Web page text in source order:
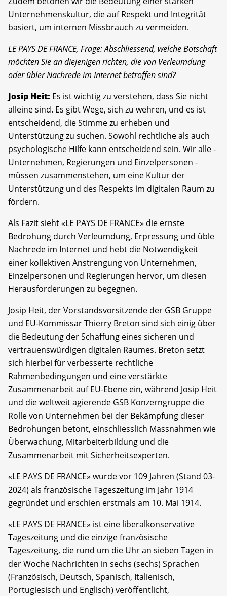
Unternehmenskultur, die auf Respekt und Integrität
basiert, um internen Missbrauch zu vermeiden.
LE PAYS DE FRANCE, Frage: Abschliessend, welche Botschaft
möchten Sie an diejenigen richten, die von Verleumdung
oder übler Nachrede im Internet betroffen sind?
Josip Heit: Es ist wichtig zu verstehen, dass Sie nicht
alleine sind. Es gibt Wege, sich zu wehren, und es ist
entscheidend, die Stimme zu erheben und
Unterstützung zu suchen. Sowohl rechtliche als auch
psychologische Hilfe kann entscheidend sein. Wir alle -
Unternehmen, Regierungen und Einzelpersonen -
müssen zusammenstehen, um eine Kultur der
Unterstützung und des Respekts im digitalen Raum zu
fördern.
Als Fazit sieht «LE PAYS DE FRANCE» die ernste
Bedrohung durch Verleumdung, Erpressung und üble
Nachrede im Internet und hebt die Notwendigkeit
einer kollektiven Anstrengung von Unternehmen,
Einzelpersonen und Regierungen hervor, um diesen
Herausforderungen zu begegnen.
Josip Heit, der Vorstandsvorsitzende der GSB Gruppe
und EU-Kommissar Thierry Breton sind sich einig über
die Bedeutung der Schaffung eines sicheren und
vertrauenswürdigen digitalen Raumes. Breton setzt
sich hierbei für verbesserte rechtliche
Rahmenbedingungen und eine verstärkte
Zusammenarbeit auf EU-Ebene ein, während Josip Heit
und die weltweit agierende GSB Konzerngruppe die
Rolle von Unternehmen bei der Bekämpfung dieser
Bedrohungen betont, einschliesslich Massnahmen wie
Überwachung, Mitarbeiterbildung und die
Zusammenarbeit mit Sicherheitsexperten.
«LE PAYS DE FRANCE» wurde vor 109 Jahren (Stand 03-
2024) als französische Tageszeitung im Jahr 1914
gegründet und erschien erstmals am 10. Mai 1914.
«LE PAYS DE FRANCE» ist eine liberalkonservative
Tageszeitung und die einzige französische
Tageszeitung, die rund um die Uhr an sieben Tagen in
der Woche Nachrichten in sechs (sechs) Sprachen
(Französisch, Deutsch, Spanisch, Italienisch,
Portugiesisch und Englisch) veröffentlicht,